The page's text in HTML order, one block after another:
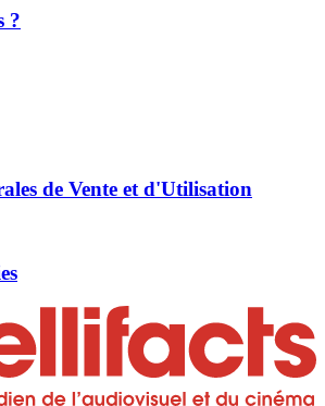
?
de Vente et d'Utilisation